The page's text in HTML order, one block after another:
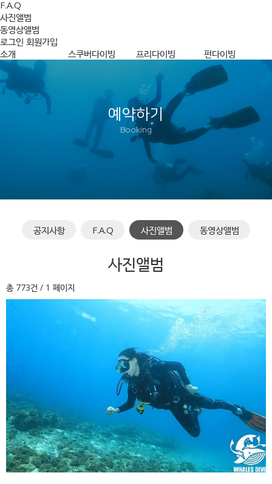
F.A.Q
사진앨범
동영상앨범
로그인 회원가입
소개
스쿠버다이빙 프리다이빙 펀다이빙
예약하기
Booking
공지사항 F.A.Q 사진앨범 동영상앨범
사진앨범
총 773건 / 1 페이지